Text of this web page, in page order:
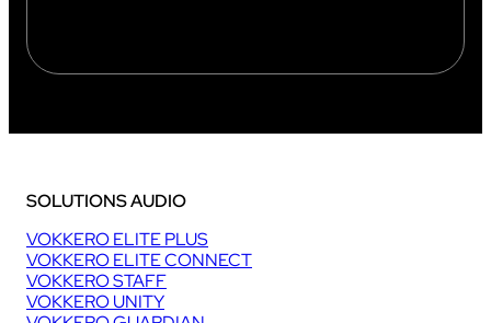
SOLUTIONS AUDIO
VOKKERO ELITE PLUS
VOKKERO ELITE CONNECT
VOKKERO STAFF
VOKKERO UNITY